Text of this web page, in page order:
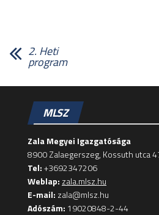
2. Heti
program
MLSZ
Zala Megyei Igazgatósága
8900 Zalaegerszeg, Kossuth utca
Tel:+3692347206
Weblap: zala.mlsz.hu
E-mail: zala@mlsz.hu
Adószám: 19020848-2-44